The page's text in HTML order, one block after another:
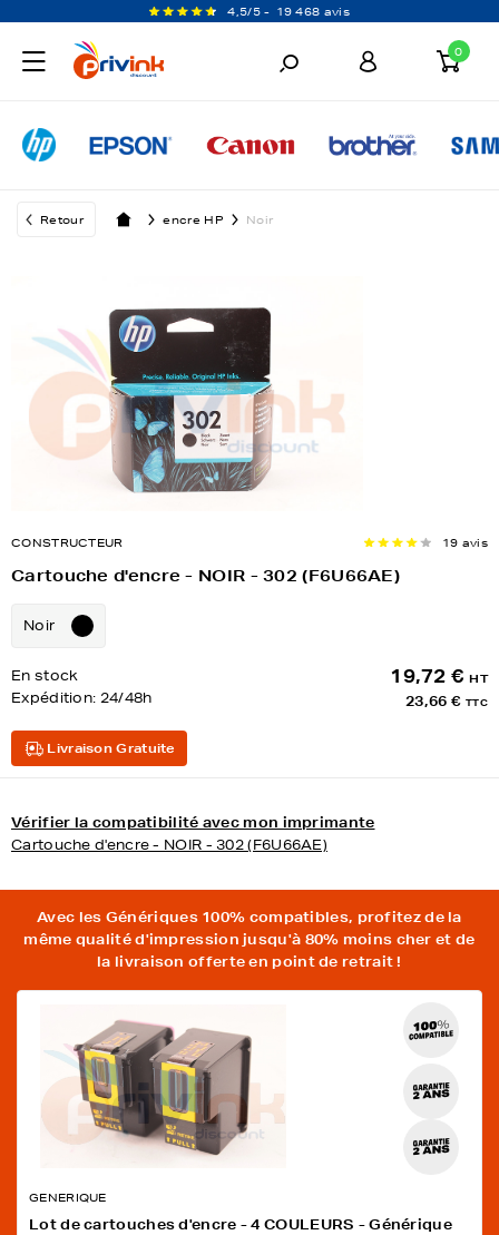
4,5/5 - 19 468 avis
0
Retour encre HP Noir
Avec les Génériques 100% compatibles, profitez de la
même qualité d'impression jusqu'à 80% moins cher et de
la livraison offerte en point de retrait !
GENERIQUE
Lot de cartouches d'encre - 4 COULEURS - Générique
CONSTRUCTEUR 19 avis
Cartouche d'encre - NOIR - 302 (F6U66AE)
Noir
En stock
Expédition: 24/48h
19,72 € HT
23,66 € TTC
Livraison Gratuite
Vérifier la compatibilité avec mon imprimante
Cartouche d'encre - NOIR - 302 (F6U66AE)